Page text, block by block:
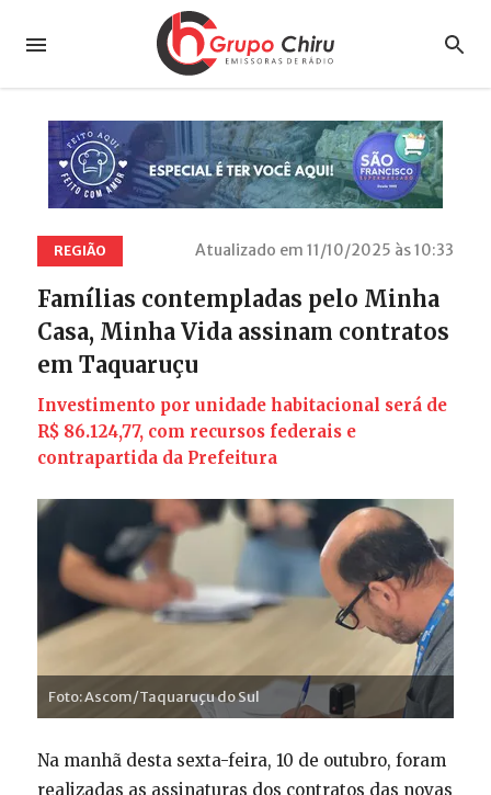
REGIÃO Atualizado em 11/10/2025 às 10:33
Famílias contempladas pelo Minha
Casa, Minha Vida assinam contratos
em Taquaruçu
Investimento por unidade habitacional será de
R$ 86.124,77, com recursos federais e
contrapartida da Prefeitura
Foto: Ascom/Taquaruçu do Sul
Na manhã desta sexta-feira, 10 de outubro, foram
realizadas as assinaturas dos contratos das novas